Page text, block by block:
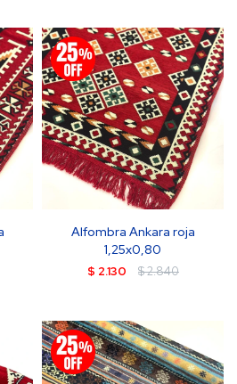
Alfombra Ankara roja
1,25x0,80
$ 2.130 $2.840